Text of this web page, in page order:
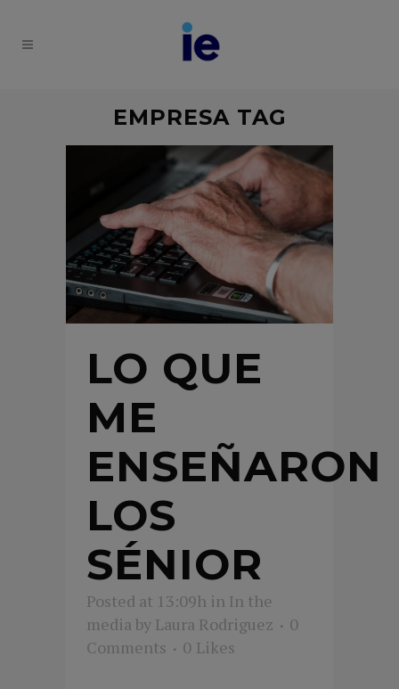
EMPRESA TAG
LO QUE
ME
ENSEÑARON
LOS
SÉNIOR
Posted at 13:09h in In the
media by Laura Rodriguez
0
Comments
0 Likes